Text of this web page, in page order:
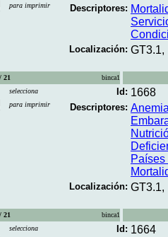
para imprimir
Descriptores:
Localización: GT3.1,
21
binca1
selecciona
para imprimir
Id: 1668
Descriptores:
Localización: GT3.1,
21
binca1
selecciona
Id: 1664